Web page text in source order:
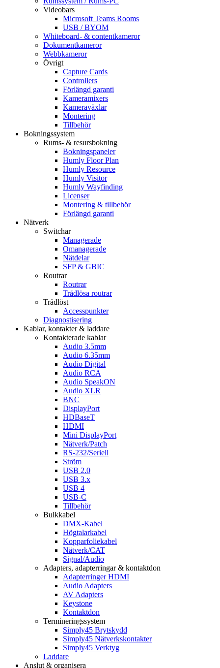
Videobars
Microsoft Teams Rooms
USB / BYOM
Whiteboard- & contentkameror
Dokumentkameror
Webbkameror
Övrigt
Capture Cards
Controllers
Förlängd garanti
Kameramixers
Kameraväxlar
Montering
Tillbehör
Bokningssystem
Rums- & resursbokning
Bokningspaneler
Humly Floor Plan
Humly Resource
Humly Visitor
Humly Wayfinding
Licenser
Montering & tillbehör
Förlängd garanti
Nätverk
Switchar
Managerade
Omanagerade
Nätdelar
SFP & GBIC
Routrar
Routrar
Trådlösa routrar
Trådlöst
Accesspunkter
Diagnostisering
Kablar, kontakter & laddare
Kontakterade kablar
Audio 3.5mm
Audio 6.35mm
Audio Digital
Audio RCA
Audio SpeakON
Audio XLR
BNC
DisplayPort
HDBaseT
HDMI
Mini DisplayPort
Nätverk/Patch
RS-232/Seriell
Ström
USB 2.0
USB 3.x
USB 4
USB-C
Tillbehör
Bulkkabel
DMX-Kabel
Högtalarkabel
Kopparfoliekabel
Nätverk/CAT
Signal/Audio
Adapters, adapterringar & kontaktdon
Adapterringer HDMI
Audio Adapters
AV Adapters
Keystone
Kontaktdon
Termineringssystem
Simply45 Brytskydd
Simply45 Nätverkskontakter
Simply45 Verktyg
Laddare
Anslut & organisera